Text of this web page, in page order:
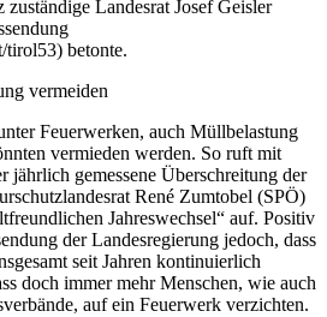
Landesrat Josef Geisler
tirol53) betonte.
vermeiden
Feuerwerken, auch Müllbelastung
vermieden werden. So ruft mit
jährlich gemessene Überschreitung der
René Zumtobel (SPÖ)
Jahreswechsel“ auf. Positiv
der Landesregierung jedoch, dass
seit Jahren kontinuierlich
doch immer mehr Menschen, wie auch
auf ein Feuerwerk verzichten.